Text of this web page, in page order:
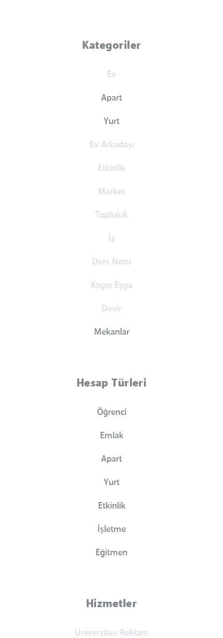
Kategoriler
Ev
Apart
Yurt
Ev Arkadaşı
Etkinlik
Market
Topluluk
İş
Ders Notu
Kayıp Eşya
Devir
Mekanlar
Hesap Türleri
Öğrenci
Emlak
Apart
Yurt
Etkinlik
İşletme
Eğitmen
Hizmetler
Universitev Reklam